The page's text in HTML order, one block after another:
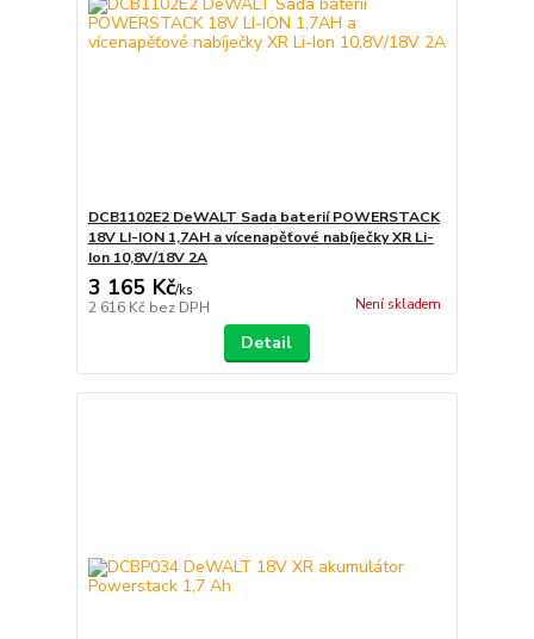
DCB1102E2 DeWALT Sada baterií POWERSTACK
18V LI-ION 1,7AH a vícenapěťové nabíječky XR Li-
Ion 10,8V/18V 2A
3 165 Kč/ks
2 616 Kč bez DPH Není skladem
Detail